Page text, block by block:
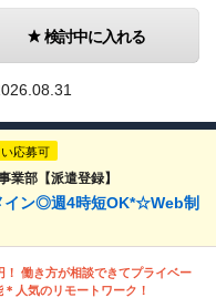
検討中に入れる
応募可
部【派遣登録】
イン◎週4時短OK*☆Web制
！ 働き方が相談できてプライベー
＊人気のリモートワーク！